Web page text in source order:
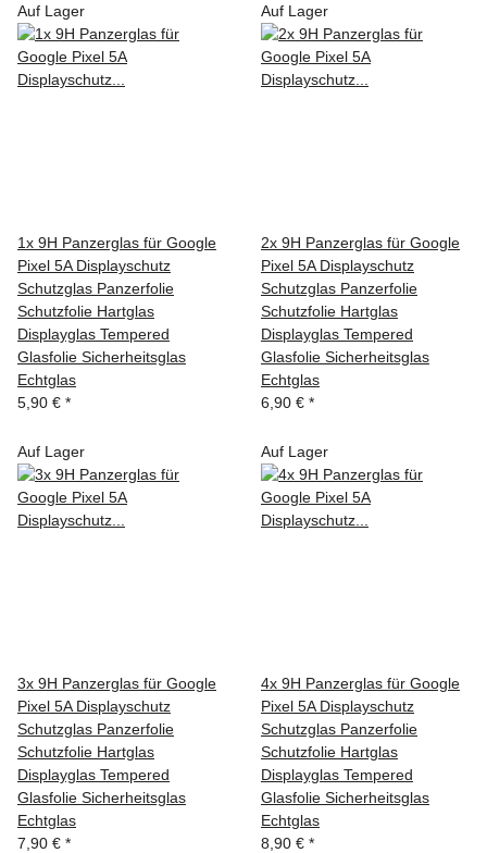
Auf Lager
1x 9H Panzerglas für Google
Pixel 5A Displayschutz
Schutzglas Panzerfolie
Schutzfolie Hartglas
Displayglas Tempered
Glasfolie Sicherheitsglas
Echtglas
5,90 € *
Auf Lager
2x 9H Panzerglas für Google
Pixel 5A Displayschutz
Schutzglas Panzerfolie
Schutzfolie Hartglas
Displayglas Tempered
Glasfolie Sicherheitsglas
Echtglas
6,90 € *
Auf Lager
3x 9H Panzerglas für Google
Pixel 5A Displayschutz
Schutzglas Panzerfolie
Schutzfolie Hartglas
Displayglas Tempered
Glasfolie Sicherheitsglas
Echtglas
7,90 € *
Auf Lager
4x 9H Panzerglas für Google
Pixel 5A Displayschutz
Schutzglas Panzerfolie
Schutzfolie Hartglas
Displayglas Tempered
Glasfolie Sicherheitsglas
Echtglas
8,90 € *